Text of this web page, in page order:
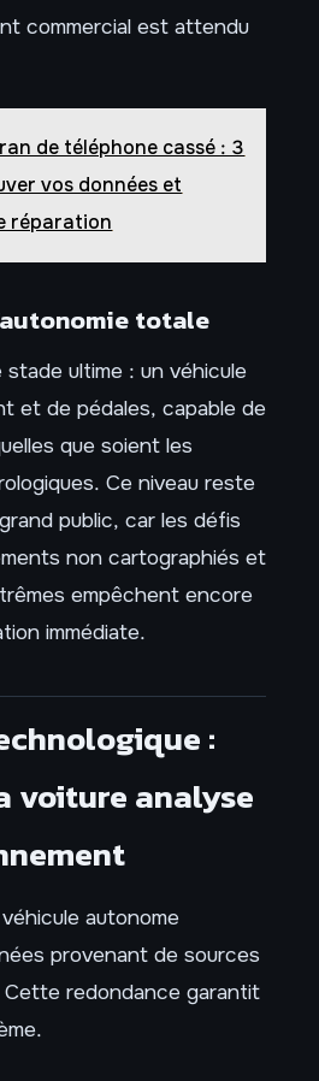
commercial est attendu
de téléphone cassé : 3
vos données et
réparation
totale
ultime : un véhicule
et de pédales, capable de
que soient les
Ce niveau reste
public, car les défis
non cartographiés et
empêchent encore
immédiate.
:
voiture analyse
autonome
provenant de sources
Cette redondance garantit